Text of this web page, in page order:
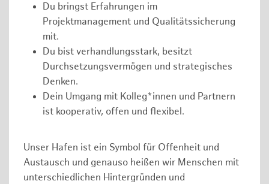
Du bringst Erfahrungen im
Projektmanagement und Qualitätssicherung
mit.
Du bist verhandlungsstark, besitzt
Durchsetzungsvermögen und strategisches
Denken.
Dein Umgang mit Kolleg*innen und Partnern
ist kooperativ, offen und flexibel.
Unser Hafen ist ein Symbol für Offenheit und
Austausch und genauso heißen wir Menschen mit
unterschiedlichen Hintergründen und